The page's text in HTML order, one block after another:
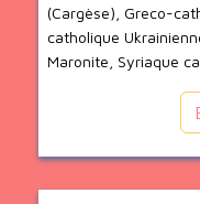
(Cargèse), Greco-
catholique
Maronite, Syriaque